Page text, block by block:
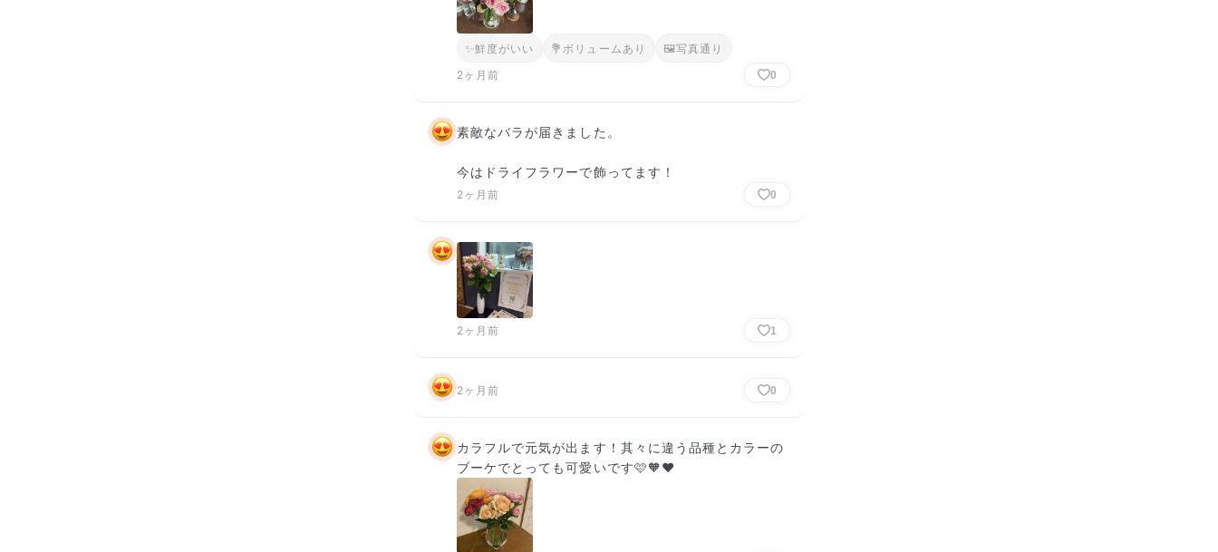
✨鮮度がいい 💐ボリュームあり 🖼写真通り
2ヶ月前
0
素敵なバラが届きました。
今はドライフラワーで飾ってます！
2ヶ月前 0
2ヶ月前 1
2ヶ月前 0
カラフルで元気が出ます！其々に違う品種とカラーの
ブーケでとっても可愛いです🩷🧡❤️